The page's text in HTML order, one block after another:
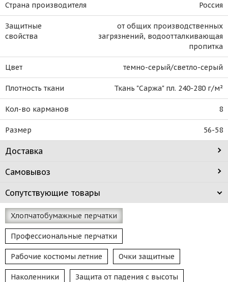
Страна производителя Россия
Защитные
свойства
от общих производственных
загрязнений, водоотталкивающая
пропитка
Цвет темно-серый/светло-серый
Плотность ткани Ткань "Саржа" пл. 240-280 г/м²
Кол-во карманов 8
Размер 56-58
Доставка
Самовывоз
Сопутствующие товары
Хлопчатобумажные перчатки
Профессиональные перчатки
Рабочие костюмы летние Очки защитные
Наколенники Защита от падения с высоты